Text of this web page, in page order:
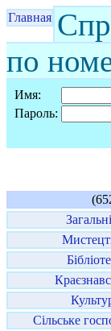
Главная
по
Имя:
Пароль:
Сільське